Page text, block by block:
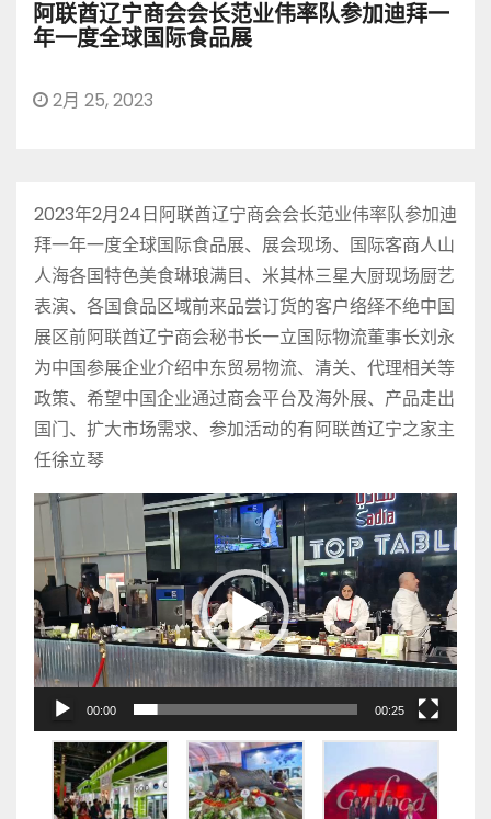
阿联酋辽宁商会会长范业伟率队参加迪拜一
年一度全球国际食品展
2月 25, 2023
2023年2月24日阿联酋辽宁商会会长范业伟率队参加迪
拜一年一度全球国际食品展、展会现场、国际客商人山
人海各国特色美食琳琅满目、米其林三星大厨现场厨艺
表演、各国食品区域前来品尝订货的客户络绎不绝中国
展区前阿联酋辽宁商会秘书长一立国际物流董事长刘永
为中国参展企业介绍中东贸易物流、清关、代理相关等
政策、希望中国企业通过商会平台及海外展、产品走出
国门、扩大市场需求、参加活动的有阿联酋辽宁之家主
任徐立琴
视
播
放
器
00:00 00:25